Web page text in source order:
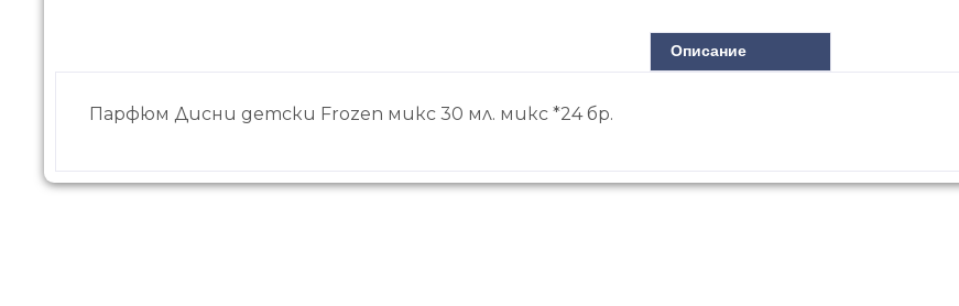
Описание
Парфюм Дисни детски Frozen микс 30 мл. микс *24 бр.